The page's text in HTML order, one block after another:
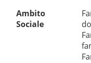
Ambito
Sociale